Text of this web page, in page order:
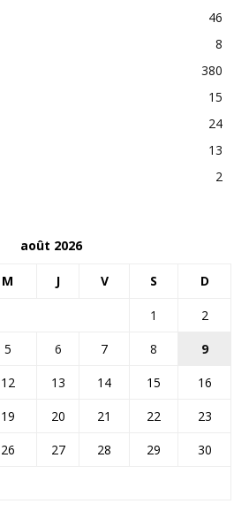
46
8
380
15
24
13
2
août 2026
M J V S D
1
2
5 6 7 8
9
12 13 14 15
16
19 20 21 22
23
26 27 28 29
30